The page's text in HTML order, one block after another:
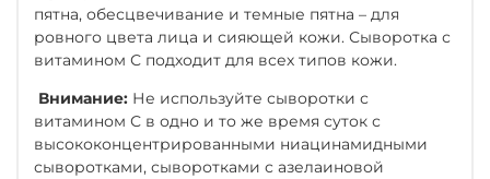
пятна, обесцвечивание и темные пятна – для
ровного цвета лица и сияющей кожи. Сыворотка с
витамином С подходит для всех типов кожи.
Внимание: Не используйте сыворотки с
витамином С в одно и то же время суток с
высококонцентрированными ниацинамидными
сыворотками, сыворотками с азелаиновой